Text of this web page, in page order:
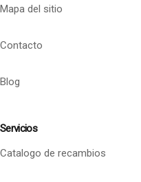
Mapa del sitio
Contacto
Blog
Servicios
Catalogo de recambios